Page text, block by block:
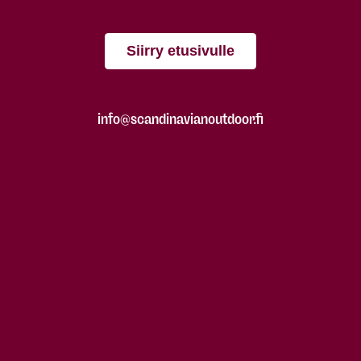
Siirry etusivulle
info@scandinavianoutdoor.fi